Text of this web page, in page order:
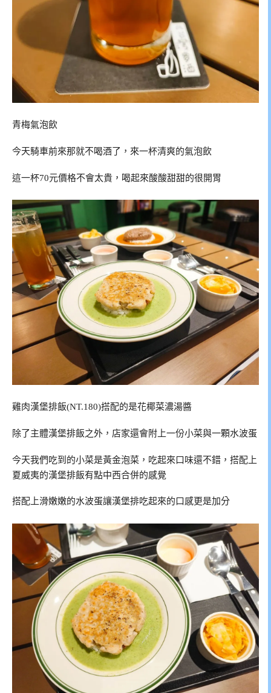
青梅氣泡飲
今天騎車前來那就不喝酒了，來一杯清爽的氣泡飲
這一杯70元價格不會太貴，喝起來酸酸甜甜的很開胃
雞肉漢堡排飯(NT.180)搭配的是花椰菜濃湯醬
除了主體漢堡排飯之外，店家還會附上一份小菜與一顆水波蛋
今天我們吃到的小菜是黃金泡菜，吃起來口味還不錯，搭配上
夏威夷的漢堡排飯有點中西合併的感覺
搭配上滑嫩嫩的水波蛋讓漢堡排吃起來的口感更是加分